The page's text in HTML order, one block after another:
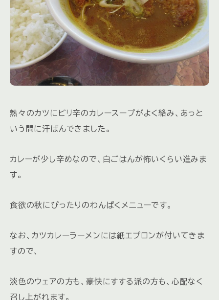
熱々のカツにピリ辛のカレースープがよく絡み、あっと
いう間に汗ばんできました。
カレーが少し辛めなので、白ごはんが怖いくらい進みま
す。
食欲の秋にぴったりのわんぱくメニューです。
なお、カツカレーラーメンには紙エプロンが付いてきま
すので、
淡色のウェアの方も、豪快にすする派の方も、心配なく
召し上がれます。